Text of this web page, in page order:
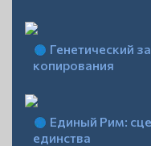
Генетический
копирования
Единый Рим:
единства